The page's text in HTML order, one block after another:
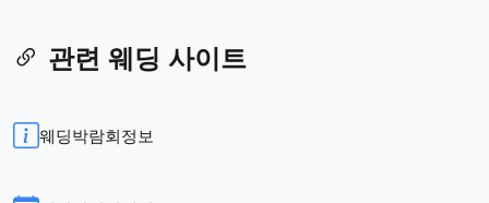
관련 웨딩 사이트
웨딩박람회정보